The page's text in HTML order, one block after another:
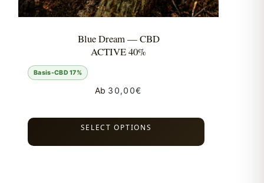
Blue Dream — CBD
ACTIVE 40%
Basis-CBD 17%
Ab 30,00€
SELECT OPTIONS